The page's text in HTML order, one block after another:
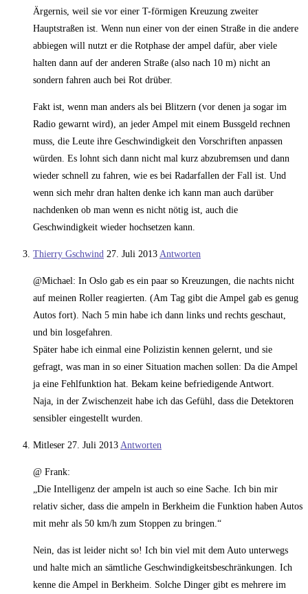
Ärgernis, weil sie vor einer T-förmigen Kreuzung zweiter
Hauptstraßen ist. Wenn nun einer von der einen Straße in die andere
abbiegen will nutzt er die Rotphase der ampel dafür, aber viele
halten dann auf der anderen Straße (also nach 10 m) nicht an
sondern fahren auch bei Rot drüber.
Fakt ist, wenn man anders als bei Blitzern (vor denen ja sogar im
Radio gewarnt wird), an jeder Ampel mit einem Bussgeld rechnen
muss, die Leute ihre Geschwindigkeit den Vorschriften anpassen
würden. Es lohnt sich dann nicht mal kurz abzubremsen und dann
wieder schnell zu fahren, wie es bei Radarfallen der Fall ist. Und
wenn sich mehr dran halten denke ich kann man auch darüber
nachdenken ob man wenn es nicht nötig ist, auch die
Geschwindigkeit wieder hochsetzen kann.
Thierry Gschwind 27. Juli 2013 Antworten
@Michael: In Oslo gab es ein paar so Kreuzungen, die nachts nicht
auf meinen Roller reagierten. (Am Tag gibt die Ampel gab es genug
Autos fort). Nach 5 min habe ich dann links und rechts geschaut,
und bin losgefahren.
Später habe ich einmal eine Polizistin kennen gelernt, und sie
gefragt, was man in so einer Situation machen sollen: Da die Ampel
ja eine Fehlfunktion hat. Bekam keine befriedigende Antwort.
Naja, in der Zwischenzeit habe ich das Gefühl, dass die Detektoren
sensibler eingestellt wurden.
Mitleser 27. Juli 2013 Antworten
@ Frank:
„Die Intelligenz der ampeln ist auch so eine Sache. Ich bin mir
relativ sicher, dass die ampeln in Berkheim die Funktion haben Autos
mit mehr als 50 km/h zum Stoppen zu bringen.“
Nein, das ist leider nicht so! Ich bin viel mit dem Auto unterwegs
und halte mich an sämtliche Geschwindigkeitsbeschränkungen. Ich
kenne die Ampel in Berkheim. Solche Dinger gibt es mehrere im